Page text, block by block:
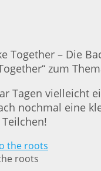
Together – Die
zum
Tagen vielleicht
nochmal eine
roots